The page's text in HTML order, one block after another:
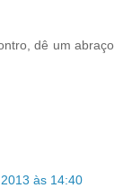
dê um abraço
às 14:40